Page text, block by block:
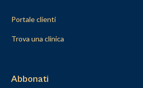
Portale clienti
Trova una clinica
Abbonati